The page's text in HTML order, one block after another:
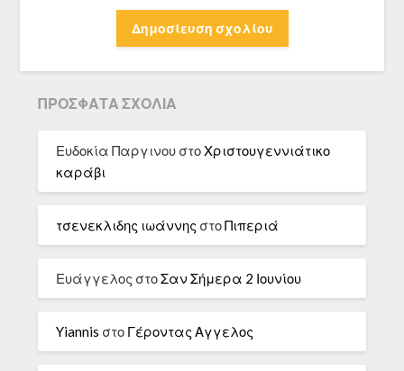
ΠΡΌΣΦΑΤΑ ΣΧΌΛΙΑ
Ευδοκία Παργινου στοΧριστουγεννιάτικο
καράβι
τσενεκλιδης ιωάννης στοΠιπεριά
Ευάγγελος στοΣαν Σήμερα 2 Ιουνίου
Yiannis στο Γέροντας Αγγελος